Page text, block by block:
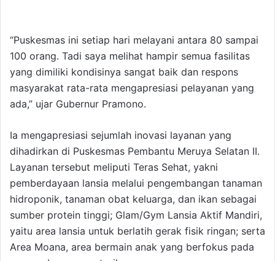
“Puskesmas ini setiap hari melayani antara 80 sampai
100 orang. Tadi saya melihat hampir semua fasilitas
yang dimiliki kondisinya sangat baik dan respons
masyarakat rata-rata mengapresiasi pelayanan yang
ada,” ujar Gubernur Pramono.
Ia mengapresiasi sejumlah inovasi layanan yang
dihadirkan di Puskesmas Pembantu Meruya Selatan II.
Layanan tersebut meliputi Teras Sehat, yakni
pemberdayaan lansia melalui pengembangan tanaman
hidroponik, tanaman obat keluarga, dan ikan sebagai
sumber protein tinggi; Glam/Gym Lansia Aktif Mandiri,
yaitu area lansia untuk berlatih gerak fisik ringan; serta
Area Moana, area bermain anak yang berfokus pada